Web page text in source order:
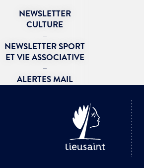
NEWSLETTER
CULTURE
–
NEWSLETTER SPORT
ET VIE ASSOCIATIVE
–
ALERTES MAIL